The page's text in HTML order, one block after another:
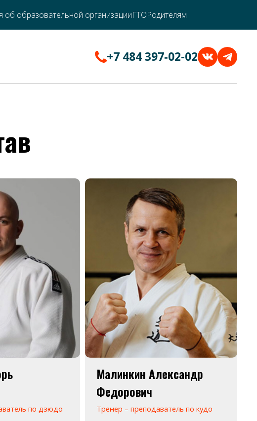
об образовательной организацииГТОРодителям
+7 484 397‑02-02
по дзюдо
Малинкин Александр
Федорович
Тренер – преподаватель по кудо